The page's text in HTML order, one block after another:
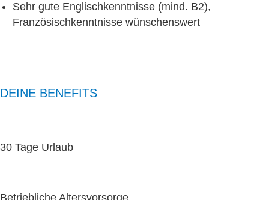
Sehr gute Englischkenntnisse (mind. B2),
Französischkenntnisse wünschenswert
DEINE BENEFITS
30 Tage Urlaub
Betriebliche Altersvorsorge